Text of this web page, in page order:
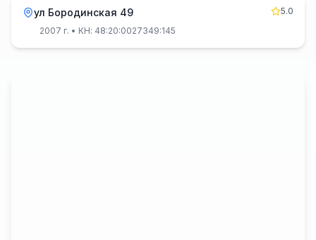
ул Бородинская 49
5.0
2007 г. • КН: 48:20:0027349:145